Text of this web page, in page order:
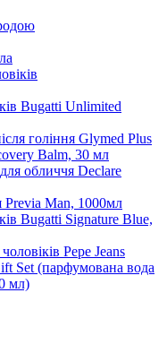
Bugatti Unlimited
гоління Glymed Plus
Balm, 30 мл
обличчя Declare
Previa Man, 1000мл
Bugatti Signature Blue,
Pepe Jeans
Set (парфумована вода
мл)